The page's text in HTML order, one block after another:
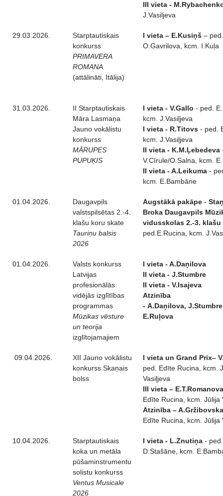
III vieta -
J.Vasiljeva
29.03.2026.
Starptautiskais
konkurss
PRIMAVERA
ROMANA
(attālināti, Itālija)
I vieta – E.Kusiņš – ped.
O.Gavrilova, kcm. I.Kuļa
31.03.2026.
II Starptautiskais
Māra Lasmaņa
Jauno vokālistu
konkurss
MĀRUPES
PUPUĶIS
I vieta - V.Gallo - ped.
kcm. J.Vasiļjeva
I vieta - R.Titovs - ped.
kcm. J.Vasiļjeva
II vieta - K.M.Ļebedeva
V.Cīrule/O.Salna, kcm.
II vieta - A.Leikuma -
kcm. E.Bambāne
01.04.2026.
Daugavpils
valstspilsētas 2.-4.
klašu koru skate
Tauriņu balsis
2026
Augstākā pakāpe -
Broka Daugavpils
vidusskolas 2.-3. klašu
ped.E.Rucina, kcm.
01.04.2026.
Valsts konkurss
Latvijas
profesionālās
vidējās izglītības
programmas
Mūzikas vēsture
un teorija
izglītojamajiem
I vieta - A.Daņilova
II vieta - J.Stumbre
II vieta - V.Isajeva
Atzinība
- A.Daņilova,
E.Ruļova
09.04.2026.
XII Jauno vokālistu
konkurss Skaņais
bolss
I vieta un Grand Prix–
ped. Edīte Rucina, kcm.
Vasiļjeva
III vieta – E.T.Romanova
Edīte Rucina, kcm. Jūlija
Atzinība – A.Gržibovska
Edīte Rucina, kcm. Jūlija
10.04.2026.
Starptautiskais
koka un metāla
pūšaminstrumentu
solistu konkurss
Ventus Musicale
2026
I vieta - L.Znutiņa - ped.
D.Stašāne, kcm.